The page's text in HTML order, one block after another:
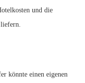
und die
könnte einen eigenen